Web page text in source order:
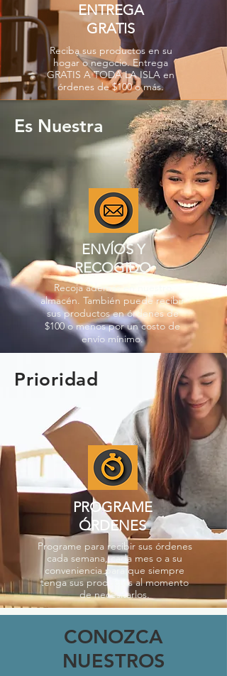
ENTREGA
GRATIS
Reciba sus productos en su
hogar o negocio. Entrega
GRATIS A TODA LA ISLA en
órdenes de $100 o más.
Es Nuestra
ENVÍOS Y
RECOGIDO
Recoja además en nuestro
almacén. También puede recibir
sus productos en órdenes de
$100 o menos por un costo de
envío mínimo.
Prioridad
PROGRAME
ÓRDENES
Programe para recibir sus órdenes
cada semana, cada mes o a su
conveniencia para que siempre
tenga sus productos al momento
de necesitarlos.
CONOZCA
NUESTROS